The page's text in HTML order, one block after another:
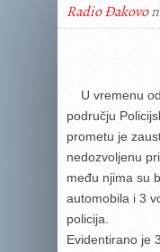
Radio Đakovo
U vremenu
području
prometu je
nedozvoljenu
među njima su
automobila i 3
policija.
Evidentirano je